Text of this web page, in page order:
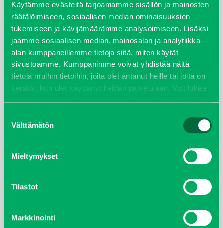
Käytämme evästeitä tarjoamamme sisällön ja mainosten
räätälöimiseen, sosiaalisen median ominaisuuksien
tukemiseen ja kävijämäärämme analysoimiseen. Lisäksi
jaamme sosiaalisen median, mainosalan ja analytiikka-
alan kumppaneillemme tietoja siitä, miten käytät
sivustoamme. Kumppanimme voivat yhdistää näitä
tietoja muihin tietoihin, joita olet antanut heille tai joita on
kerätty, kun olet käyttänyt heidän palvelujaan. Voit lukea
valinta
Välttämätön
Mieltymykset
Tilastot
Markkinointi
SORSAPUISTO
Rakennusvuosi:2010
Sijainti:Aaltosenkatu 46, 33870 Tampere, Suomi
Aaltosenkatu 46, 33870 Tampere, Suomi